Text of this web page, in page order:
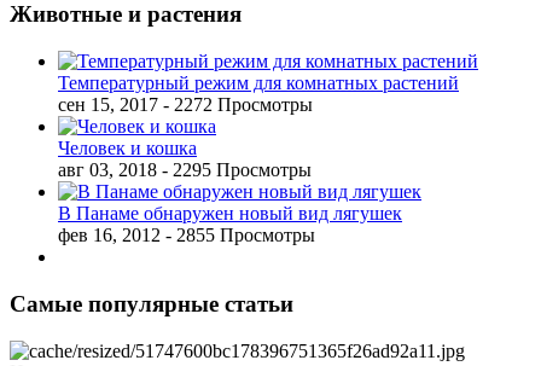
Животные и растения
Температурный режим для комнатных растений
сен 15, 2017 - 2272 Просмотры
Человек и кошка
авг 03, 2018 - 2295 Просмотры
В Панаме обнаружен новый вид лягушек
фев 16, 2012 - 2855 Просмотры
Самые популярные статьи